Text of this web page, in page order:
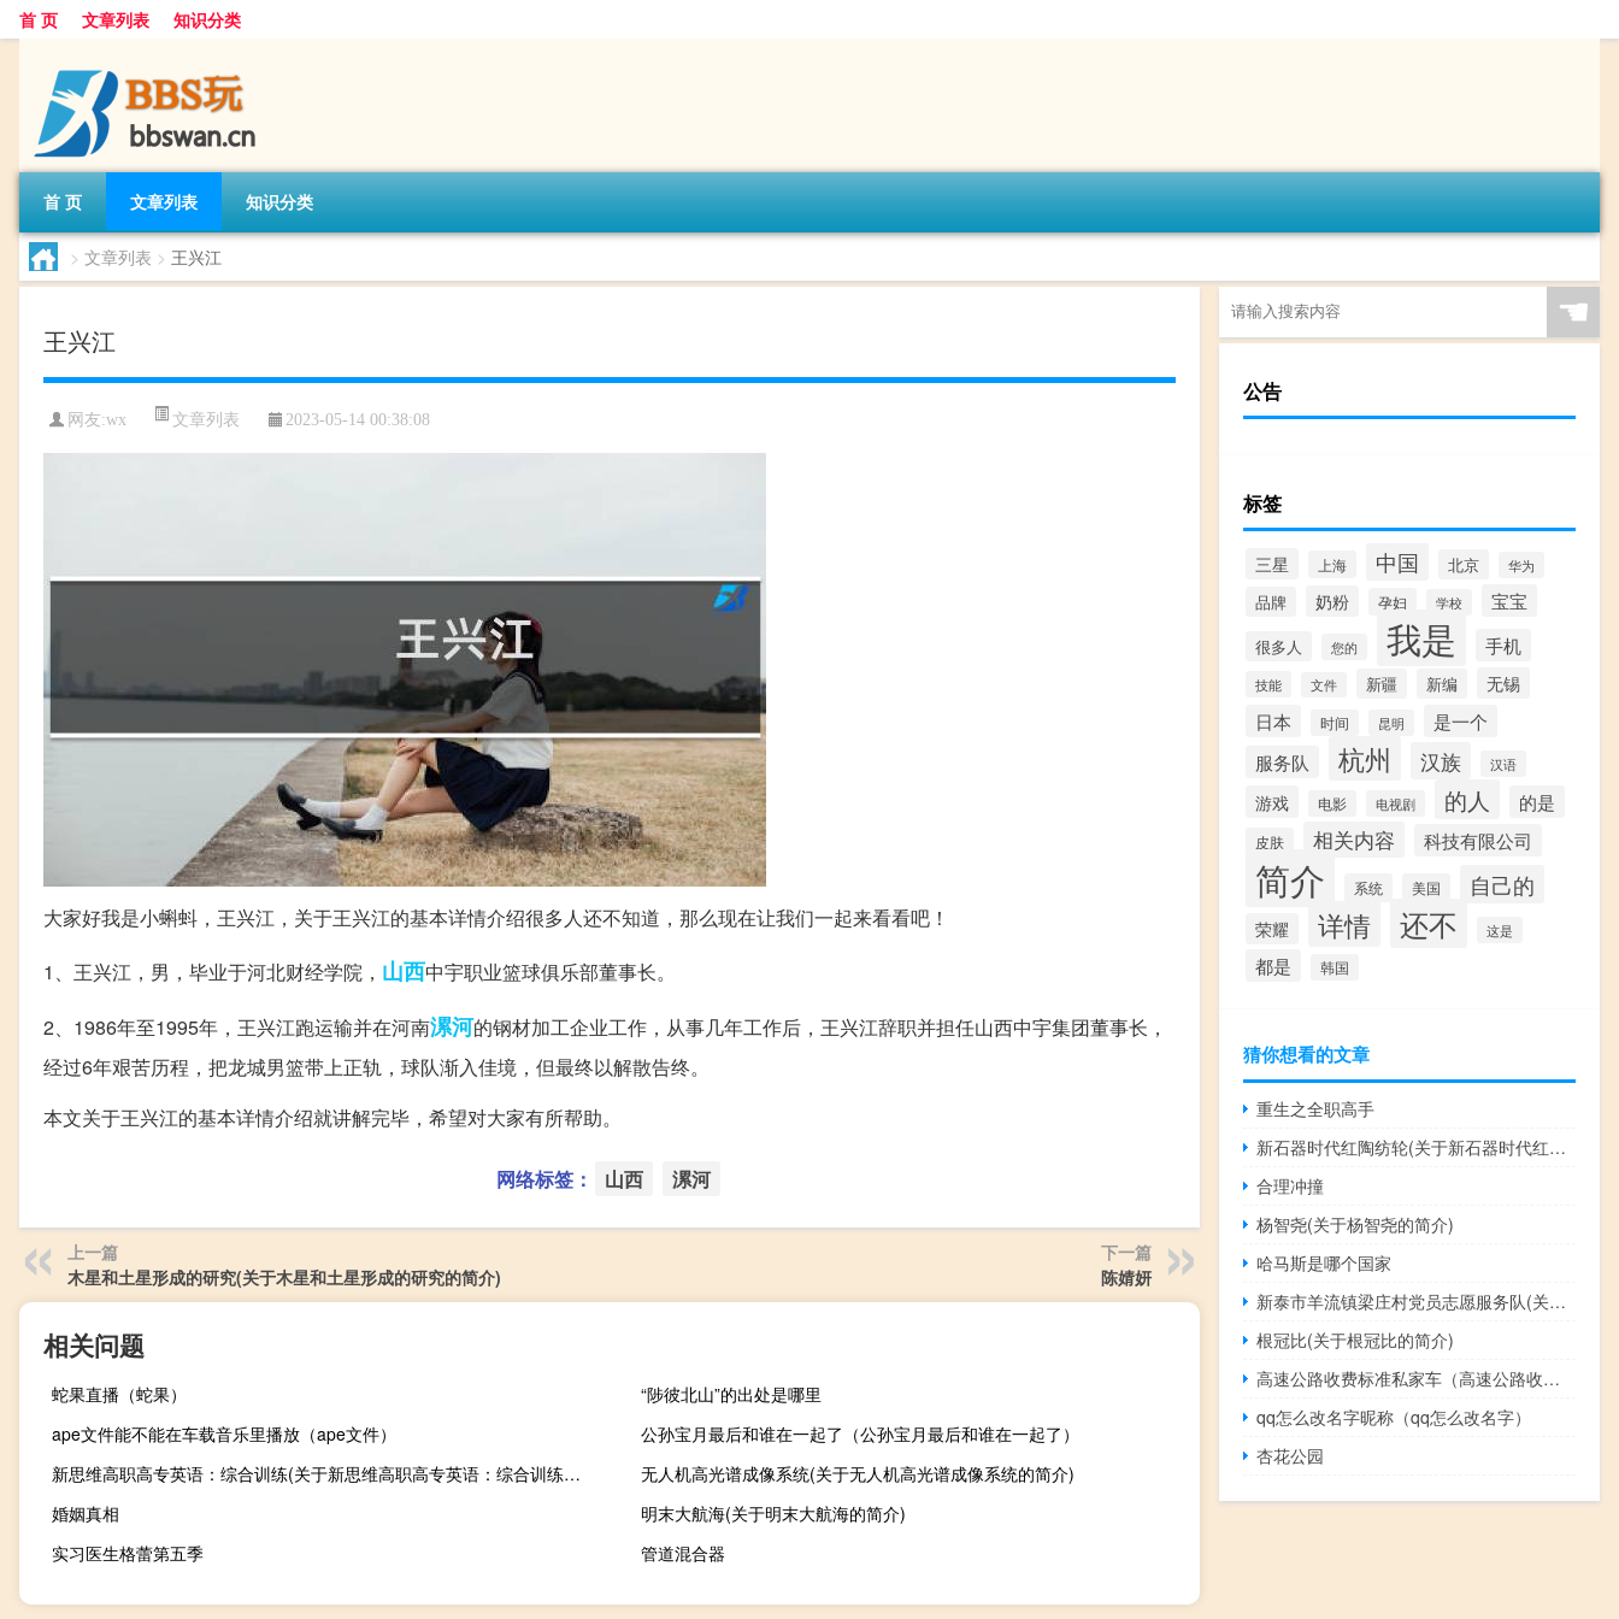
首 页 文章列表 知识分类
首 页 文章列表 知识分类
> 文章列表 > 王兴江
王兴江
网友:wx 文章列表 2023-05-14 00:38:08
大家好我是小蝌蚪，王兴江，关于王兴江的基本详情介绍很多人还不知道，那么现在让我们一起来看看吧！
1、王兴江，男，毕业于河北财经学院， 山西中宇职业篮球俱乐部董事长。
2、1986年至1995年，王兴江跑运输并在河南漯河的钢材加工企业工作，从事几年工作后，王兴江辞职并担任山西中宇集团董事长，
经过6年艰苦历程，把龙城男篮带上正轨，球队渐入佳境，但最终以解散告终。
本文关于王兴江的基本详情介绍就讲解完毕，希望对大家有所帮助。
网络标签： 山西 漯河
上一篇
木星和土星形成的研究(关于木星和土星形成的研究的简介)
下一篇
陈婧妍
相关问题
蛇果直播（蛇果）
“陟彼北山”的出处是哪里
ape文件能不能在车载音乐里播放（ape文件）
公孙宝月最后和谁在一起了（公孙宝月最后和谁在一起了）
新思维高职高专英语：综合训练(关于新思维高职高专英语：综合训练的简介)
无人机高光谱成像系统(关于无人机高光谱成像系统的简介)
婚姻真相
明末大航海(关于明末大航海的简介)
实习医生格蕾第五季
管道混合器
☚
公告
标签
三星 上海 中国 北京 华为
品牌 奶粉 孕妇 学校 宝宝
很多人 您的 我是 手机
技能 文件 新疆 新编 无锡
日本 时间 昆明
是一个
服务队
杭州 汉族 汉语
游戏 电影 电视剧 的人 的是
皮肤 相关内容 科技有限公司
简介 系统 美国 自己的
荣耀 详情 还不 这是
都是 韩国
猜你想看的文章
重生之全职高手
新石器时代红陶纺轮(关于新石器时代红陶纺轮的简介)
合理冲撞
杨智尧(关于杨智尧的简介)
哈马斯是哪个国家
新泰市羊流镇梁庄村党员志愿服务队(关于新泰市羊流镇梁庄村党员志愿服务队的简介)
根冠比(关于根冠比的简介)
高速公路收费标准私家车（高速公路收费标准）
qq怎么改名字昵称（qq怎么改名字）
杏花公园